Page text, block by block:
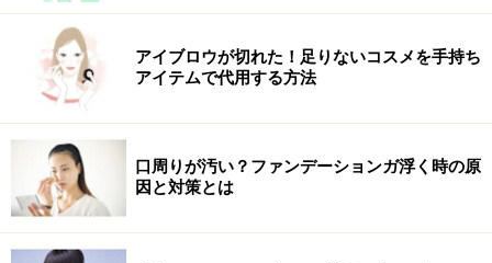
アイブロウが切れた！足りないコスメを手持ち
アイテムで代用する方法
口周りが汚い？ファンデーションガ浮く時の原
因と対策とは